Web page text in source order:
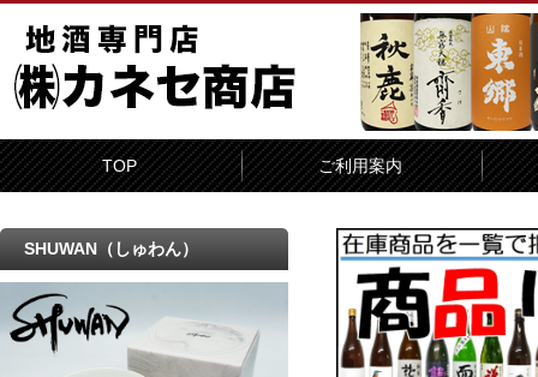
TOP ご利用案内
SHUWAN（しゅわん）